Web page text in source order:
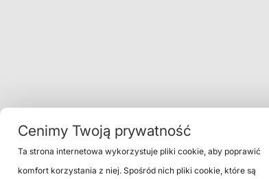
Cenimy Twoją prywatność
Ta strona internetowa wykorzystuje pliki cookie, aby poprawić
komfort korzystania z niej. Spośród nich pliki cookie, które są